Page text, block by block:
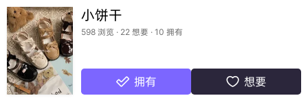
小饼干
598 浏览 · 22 想要 · 10 拥有
 拥有  想要